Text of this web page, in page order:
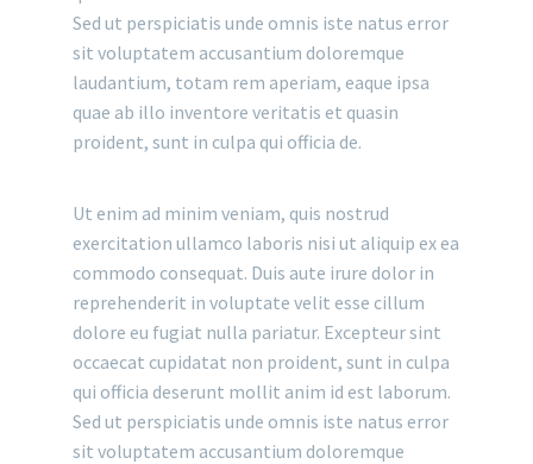
Sed ut perspiciatis unde omnis iste natus error
sit voluptatem accusantium doloremque
laudantium, totam rem aperiam, eaque ipsa
quae ab illo inventore veritatis et quasin
proident, sunt in culpa qui officia de.
Ut enim ad minim veniam, quis nostrud
exercitation ullamco laboris nisi ut aliquip ex ea
commodo consequat. Duis aute irure dolor in
reprehenderit in voluptate velit esse cillum
dolore eu fugiat nulla pariatur. Excepteur sint
occaecat cupidatat non proident, sunt in culpa
qui officia deserunt mollit anim id est laborum.
Sed ut perspiciatis unde omnis iste natus error
sit voluptatem accusantium doloremque